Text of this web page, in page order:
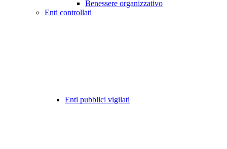
Benessere organizzativo
Enti controllati
Enti pubblici vigilati